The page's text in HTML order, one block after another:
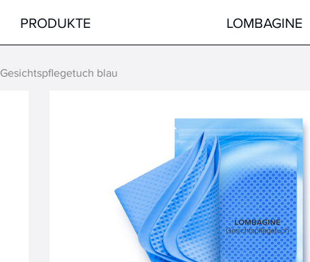
PRODUKTE
Hilfsmittel
alle Produkte
Körper
Pflege nach
alle Produkte
LOMBAGINE
Gesichtspflegetuch blau